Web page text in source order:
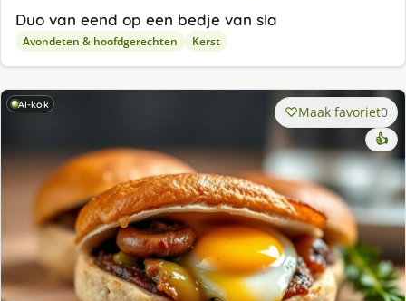
Duo van eend op een bedje van sla
Avondeten & hoofdgerechten Kerst
AI-kok Maak favoriet0
👍